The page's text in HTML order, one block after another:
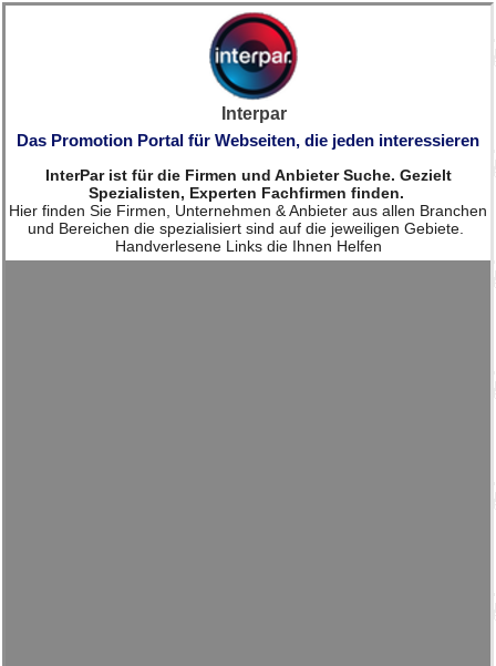
Interpar
Das Promotion Portal für Webseiten, die jeden interessieren
InterPar ist für die Firmen und Anbieter Suche. Gezielt
Spezialisten, Experten Fachfirmen finden.
Hier finden Sie Firmen, Unternehmen & Anbieter aus allen Branchen
und Bereichen die spezialisiert sind auf die jeweiligen Gebiete.
Handverlesene Links die Ihnen Helfen